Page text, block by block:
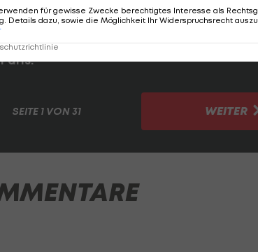
sechs Kilometern am Trocadero direkt
Olympiade offiziell für eröffnet erklärt.
SEITE1 VON 31 WEITER
für gewisse Zwecke berechtigtes Interesse als
Details dazu, sowie die Möglichkeit Ihr Widerspruchsrecht